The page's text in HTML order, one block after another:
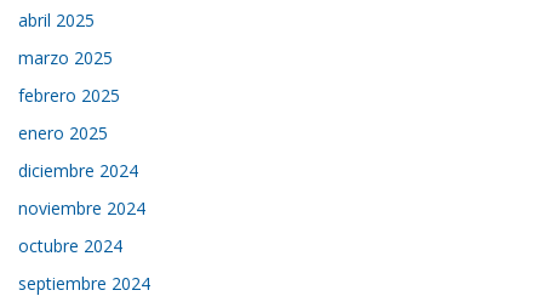
abril 2025
marzo 2025
febrero 2025
enero 2025
diciembre 2024
noviembre 2024
octubre 2024
septiembre 2024